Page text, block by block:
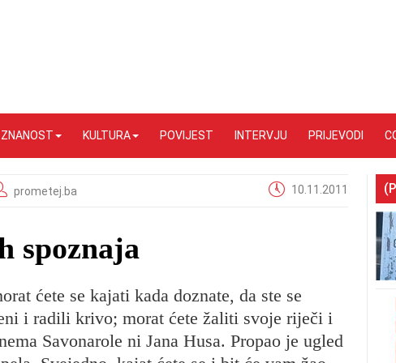
KULTURA POVIJEST INTERVJU PRIJEVODI
prometej.ba 10.11.2011
spoznaja
ćete se kajati kada doznate, da ste se
i radili krivo; morat ćete žaliti svoje riječi i
Savonarole ni Jana Husa. Propao je ugled